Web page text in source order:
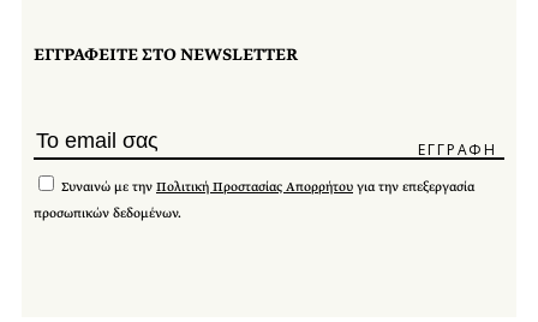
ΕΓΓΡΑΦΕΙΤΕ ΣΤΟ NEWSLETTER
Συναινώ με την Πολιτική Προστασίας Απορρήτου για την επεξεργασία
προσωπικών δεδομένων.